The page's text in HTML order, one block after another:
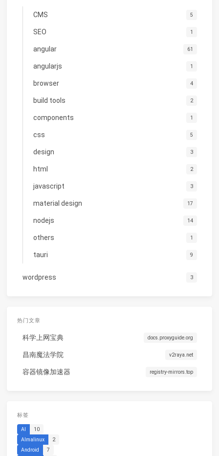
CMS 5
SEO 1
angular 61
angularjs 1
browser 4
build tools 2
components 1
css 5
design 3
html 2
javascript 3
material design 17
nodejs 14
others 1
tauri 9
wordpress 3
热门文章
科学上网宝典 docs.proxyguide.org
昌南魔法学院 v2raya.net
容器镜像加速器 registry-mirrors.top
标签
AI
10
Almalinux
2
Android
7